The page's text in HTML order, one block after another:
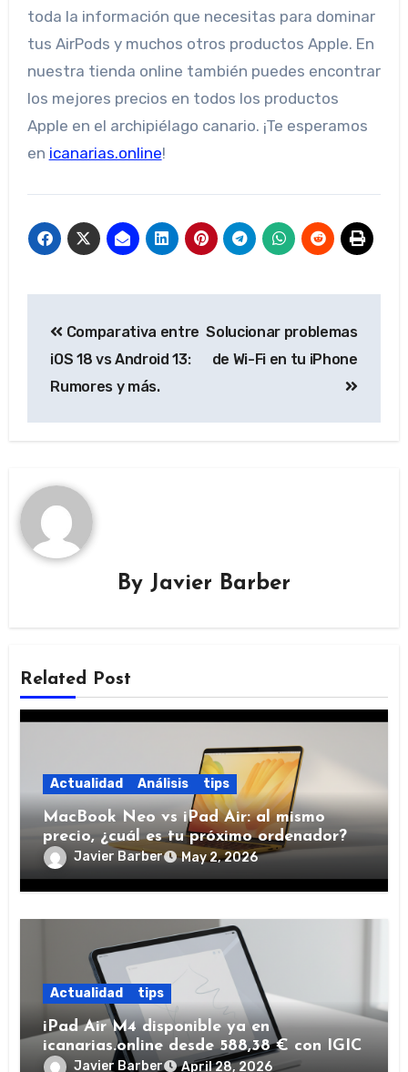
toda la información que necesitas para dominar
tus AirPods y muchos otros productos Apple. En
nuestra tienda online también puedes encontrar
los mejores precios en todos los productos
Apple en el archipiélago canario. ¡Te esperamos
en icanarias.online!
navigation
Comparativa entre
iOS 18 vs Android 13:
Rumores y más.
Solucionar problemas
de Wi-Fi en tu iPhone
By Javier Barber
Related Post
Actualidad Análisis tips
MacBook Neo vs iPad Air: al mismo
precio, ¿cuál es tu próximo ordenador?
Javier Barber May 2, 2026
Actualidad tips
iPad Air M4 disponible ya en
icanarias.online desde 588,38 € con IGIC
Javier Barber April 28, 2026